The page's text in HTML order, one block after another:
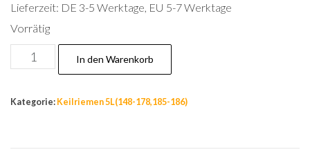
Lieferzeit: DE 3-5 Werktage, EU 5-7 Werktage
Vorrätig
Nr.185
Keilriemen
In den Warenkorb
Kategorie: Keilriemen 5L(148-178,185-186)